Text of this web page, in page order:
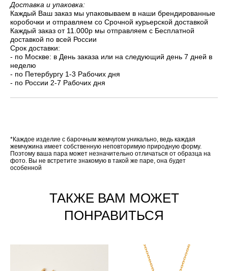
Доставка и упаковка:
Каждый Ваш заказ мы упаковываем в наши брендированные
коробочки и отправляем со Срочной курьерской доставкой
Каждый заказ от 11.000р мы отправляем с Бесплатной
доставкой по всей России
Срок доставки:
- по Москве: в День заказа или на следующий день 7 дней в
неделю
- по Петербургу 1-3 Рабочих дня
- по России 2-7 Рабочих дня
*Каждое изделие с барочным жемчугом уникально, ведь каждая
жемчужина имеет собственную неповторимую природную форму.
Поэтому ваша пара может незначительно отличаться от образца на
фото. Вы не встретите знакомую в такой же паре, она будет
особенной
ТАКЖЕ ВАМ МОЖЕТ
ПОНРАВИТЬСЯ